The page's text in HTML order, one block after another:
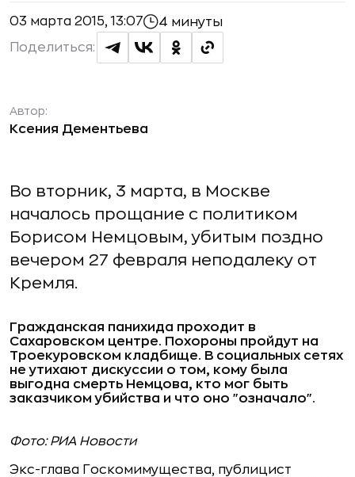
03 марта 2015, 13:07 4 минуты
Поделиться:
Автор:
Ксения Дементьева
Во вторник, 3 марта, в Москве
началось прощание с политиком
Борисом Немцовым, убитым поздно
вечером 27 февраля неподалеку от
Кремля.
Гражданская панихида проходит в
Сахаровском центре. Похороны пройдут на
Троекуровском кладбище. В социальных сетях
не утихают дискуссии о том, кому была
выгодна смерть Немцова, кто мог быть
заказчиком убийства и что оно "означало".
Фото: РИА Новости
Экс-глава Госкомимущества, публицист